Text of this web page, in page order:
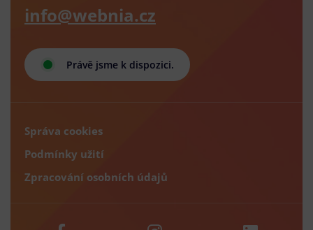
Právě jsme k dispozici.
info@webnia.cz
Správa cookies
Podmínky užití
Zpracování osobních údajů